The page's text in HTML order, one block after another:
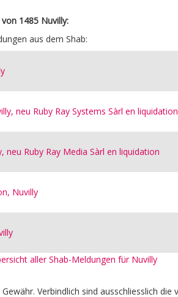
1485 Nuvilly:
aus dem Shab:
neu Ruby Ray Systems Sàrl en liquidation
neu Ruby Ray Media Sàrl en liquidation
Nuvilly
aller Shab-Meldungen für Nuvilly
Verbindlich sind ausschliesslich